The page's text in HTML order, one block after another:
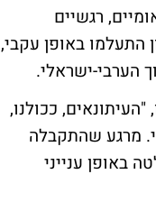
רגשיים
התעלמו באופן עקבי,
הערבי-ישראלי.
ככולנו,
מרגע שהתקבלה
באופן ענייני